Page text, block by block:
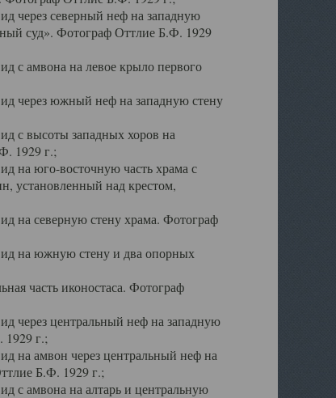
через северный неф на западную
суд». Фотограф Оттлие Б.Ф. 1929
с амвона на левое крыло первого
через южный неф на западную стену
с высоты западных хоров на
1929 г.;
на юго-восточную часть храма с
установленный над крестом,
на северную стену храма. Фотограф
на южную стену и два опорных
часть иконостаса. Фотограф
через центральный неф на западную
1929 г.;
на амвон через центральный неф на
Б.Ф. 1929 г.;
с амвона на алтарь и центральную